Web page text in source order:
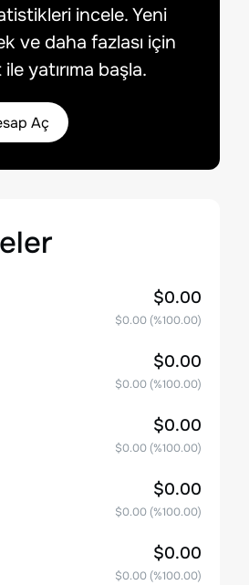
incele. Yeni
ve daha fazlası için
yatırıma başla.
Aç
$0.00
$0.00(%100.00)
$0.00
$0.00(%100.00)
$0.00
$0.00(%100.00)
$0.00
$0.00(%100.00)
$0.00
$0.00(%100.00)